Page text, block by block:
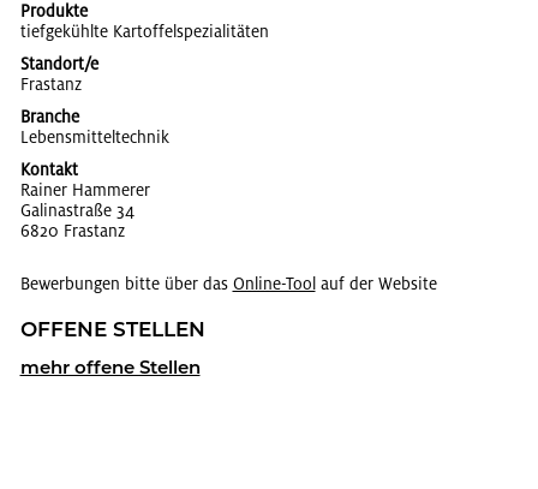
Produkte
tief­ge­kühl­te Kar­tof­fel­spe­zia­li­tä­ten
Standort/e
Fras­tanz
Branche
Le­bens­mit­tel­tech­nik
Kontakt
Rai­ner Ham­me­rer
Ga­li­na­stra­ße 34
6820 Fras­tanz
Bewerbungen bitte über das On­line-Tool auf der Website
OF­FE­NE STEL­LEN
mehr of­fe­ne Stel­len